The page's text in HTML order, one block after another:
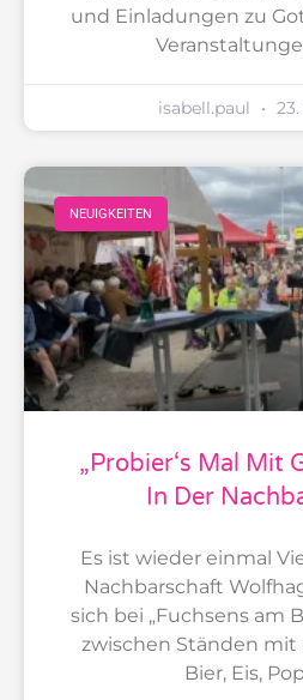
und Einladungen zu
isabell.paul
NEUIGKEITEN
„Probier‘s Mal Mit
In Der
Es ist wieder einmal
Nachbarschaft
sich bei „Fuchsens am
zwischen Ständen mit
Bier, Eis,